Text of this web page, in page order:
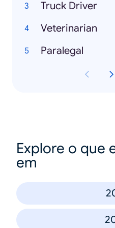
Truck Driver
Veterinarian
Paralegal
Explore o que
em